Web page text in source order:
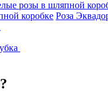
коробке Роза